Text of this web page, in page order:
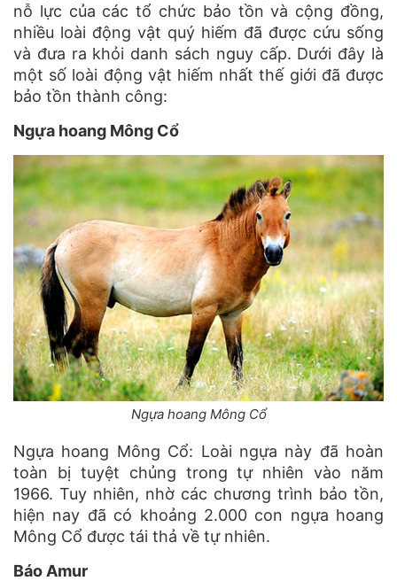
nỗ lực của các tổ chức bảo tồn và cộng đồng,
nhiều loài động vật quý hiếm đã được cứu sống
và đưa ra khỏi danh sách nguy cấp. Dưới đây là
một số loài động vật hiếm nhất thế giới đã được
bảo tồn thành công:
Ngựa hoang Mông Cổ
Ngựa hoang Mông Cổ
Ngựa hoang Mông Cổ: Loài ngựa này đã hoàn
toàn bị tuyệt chủng trong tự nhiên vào năm
1966. Tuy nhiên, nhờ các chương trình bảo tồn,
hiện nay đã có khoảng 2.000 con ngựa hoang
Mông Cổ được tái thả về tự nhiên.
Báo Amur